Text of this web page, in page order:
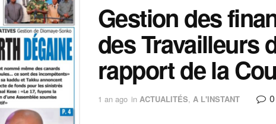
Gestion des
des Travailleurs
rapport de la
1 an ago in ACTUALITÉS, A L'INSTANT 0